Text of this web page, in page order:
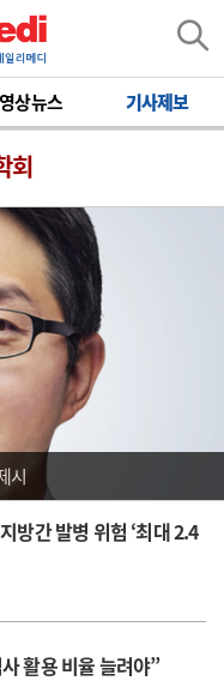
상뉴스 기사제보
회
시
방간 발병 위험 ‘최대 2.4
활용 비율 늘려야”